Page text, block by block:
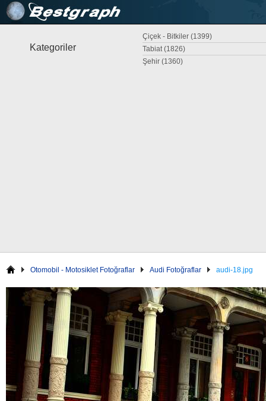
Kategoriler
Çiçek - Bitkiler (1399)
Tabiat (1826)
Şehir (1360)
Otomobil - Motosiklet Fotoğraflar Audi Fotoğraflar audi-18.jpg